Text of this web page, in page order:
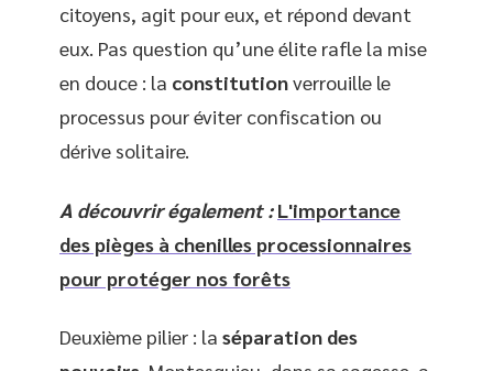
citoyens, agit pour eux, et répond devant
eux. Pas question qu’une élite rafle la mise
en douce : la constitutionverrouille le
processus pour éviter confiscation ou
dérive solitaire.
A découvrir également : L'importance
des pièges à chenilles processionnaires
pour protéger nos forêts
Deuxième pilier : la séparation des